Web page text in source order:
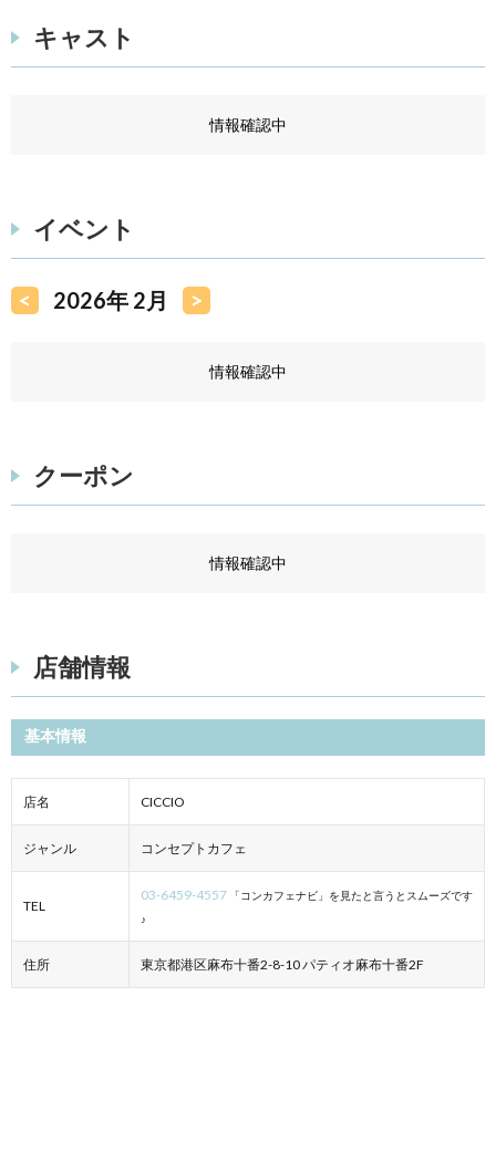
キャスト
情報確認中
イベント
< 2026年 2月 >
情報確認中
クーポン
情報確認中
店舗情報
基本情報
店名 CICCIO
ジャンル コンセプトカフェ
TEL
03-6459-4557
「コンカフェナビ」を見たと言うとスムーズです
♪
住所 東京都港区麻布十番2-8-10 パティオ麻布十番2F